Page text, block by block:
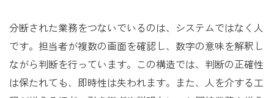
分断された業務をつないでいるのは、システムではなく人
です。担当者が複数の画面を確認し、数字の意味を解釈し
ながら判断を行っています。この構造では、判断の正確性
は保たれても、即時性は失われます。また、人を介する工